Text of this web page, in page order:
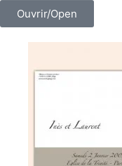
Ouvrir/Open